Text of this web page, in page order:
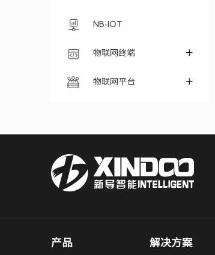
NB-IOT
物联网终端
物联网平台
产品 解决方案